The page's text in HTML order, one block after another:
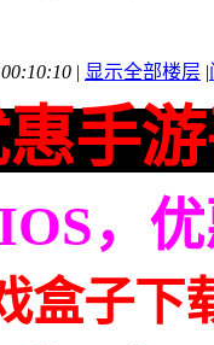
| 显示全部楼层 |
惠手
，
盒子下